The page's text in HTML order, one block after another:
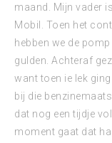
maand. Mijn vader
Mobil. Toen het
hebben we de
gulden. Achteraf
want toen ie lek
bij die
dat nog een tijdje
moment gaat dat